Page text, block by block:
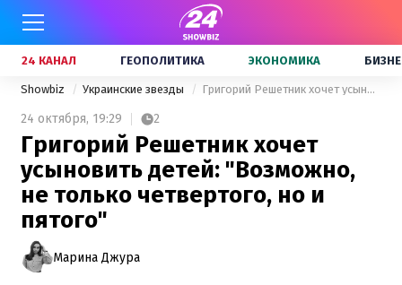
24 КАНАЛ ГЕОПОЛИТИКА ЭКОНОМИКА
Showbiz Украинские звезды Григорий Решетник хочет усыновить детей: "Возможно, не только четвертого, но и пятого"
24 октября, 19:29 2
Григорий Решетник хочет
усыновить детей: "Возможно,
не только четвертого, но и
пятого"
Марина Джура